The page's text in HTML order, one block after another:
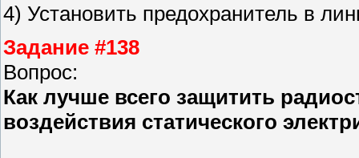
4) Установить предохранитель в
Задание #138
Вопрос:
Как лучше всего защитить
воздействия статического